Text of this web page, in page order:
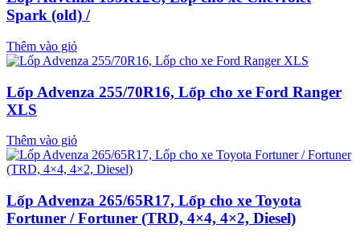
Spark (old) /
Thêm vào giỏ
Lốp Advenza 255/70R16, Lốp cho xe Ford Ranger
XLS
Thêm vào giỏ
Lốp Advenza 265/65R17, Lốp cho xe Toyota
Fortuner / Fortuner (TRD, 4×4, 4×2, Diesel)